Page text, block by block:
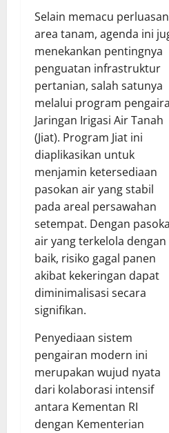
​Selain memacu perluasan
area tanam, agenda ini
menekankan pentingnya
penguatan infrastruktur
pertanian, salah satunya
melalui program
Jaringan Irigasi Air Tanah
(Jiat). Program Jiat ini
diaplikasikan untuk
menjamin ketersediaan
pasokan air yang stabil
pada areal persawahan
setempat. Dengan
air yang terkelola dengan
baik, risiko gagal panen
akibat kekeringan dapat
diminimalisasi secara
signifikan.
​Penyediaan sistem
pengairan modern ini
merupakan wujud nyata
dari kolaborasi intensif
antara Kementan RI
dengan Kementerian